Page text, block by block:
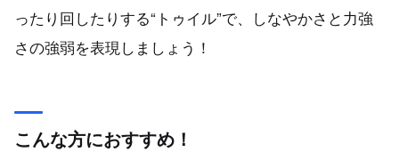
ったり回したりする“トゥイル”で、しなやかさと力強
さの強弱を表現しましょう！
こんな方におすすめ！